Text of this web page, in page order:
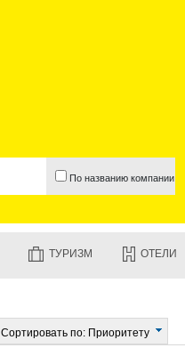
По названию компании
ТУРИЗМ ОТЕЛИ
Сортировать по: Приоритету